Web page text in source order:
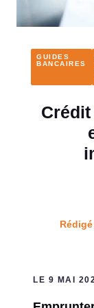
GUIDES
BANCAIRES
LE 9 MAI